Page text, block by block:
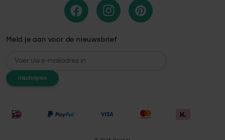
Meld je aan voor de nieuwsbrief
E-mailadres
Inschrijven